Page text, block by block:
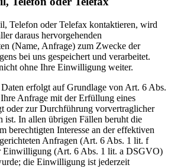
Telefon oder Telefax kontaktieren, wird
daraus hervorgehenden
(Name, Anfrage) zum Zwecke der
bei uns gespeichert und verarbeitet.
ohne Ihre Einwilligung weiter.
erfolgt auf Grundlage von Art. 6 Abs.
Anfrage mit der Erfüllung eines
oder zur Durchführung vorvertraglicher
ist. In allen übrigen Fällen beruht die
berechtigten Interesse an der effektiven
Anfragen (Art. 6 Abs. 1 lit. f
Einwilligung (Art. 6 Abs. 1 lit. a DSGVO)
die Einwilligung ist jederzeit